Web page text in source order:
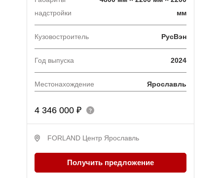
надстройки
мм
Кузовостроитель РусВэн
Год выпуска 2024
Местонахождение Ярославль
4 346 000 ₽
FORLAND Центр Ярославль
Получить предложение